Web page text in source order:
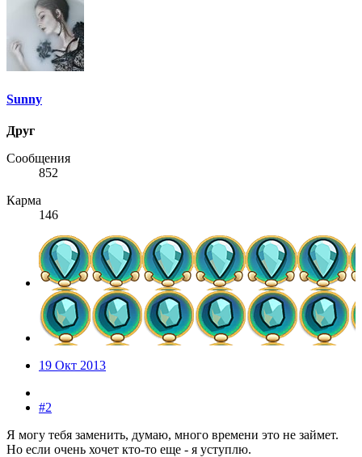
Sunny
Друг
Сообщения
852
Карма
146
19 Окт 2013
#2
Я могу тебя заменить, думаю, много времени это не займет.
Но если очень хочет кто-то еще - я уступлю.